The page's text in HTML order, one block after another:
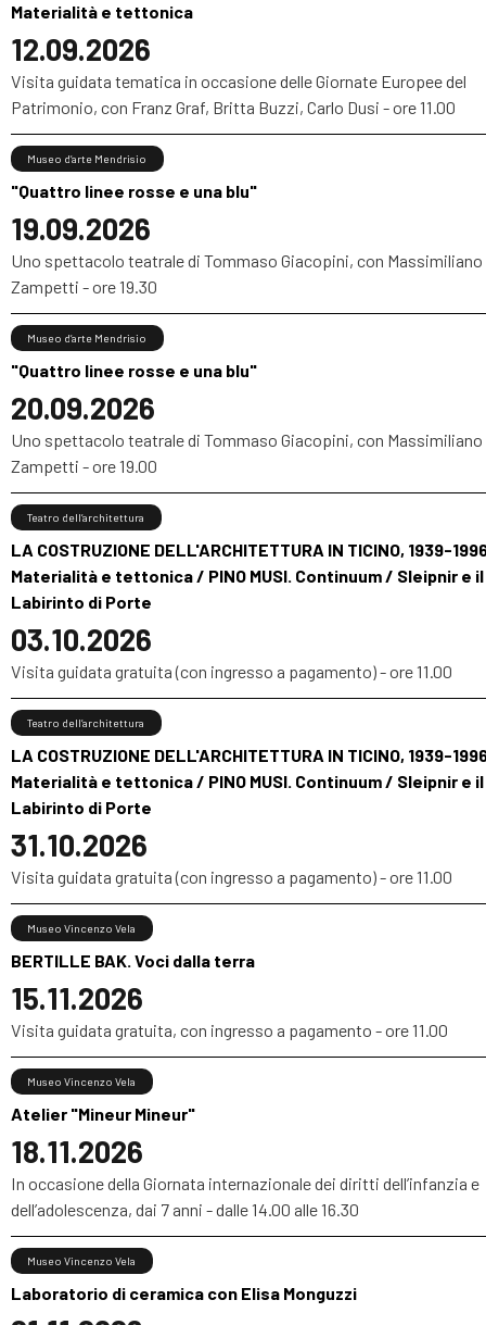
Materialità e tettonica
12.09.2026
Visita guidata tematica in occasione delle Giornate Europee del
Patrimonio, con Franz Graf, Britta Buzzi, Carlo Dusi - ore 11.00
"Quattro linee rosse e una blu"
19.09.2026
Museo d’arte Mendrisio
Uno spettacolo teatrale di Tommaso Giacopini, con Massimiliano
Zampetti - ore 19.30
"Quattro linee rosse e una blu"
20.09.2026
Museo d’arte Mendrisio
Uno spettacolo teatrale di Tommaso Giacopini, con Massimiliano
Zampetti - ore 19.00
LA COSTRUZIONE DELL'ARCHITETTURA IN TICINO, 1939-
Materialità e tettonica / PINO MUSI. Continuum / Sleipnir e il
Labirinto di Porte
03.10.2026
Teatro dell’architettura
Visita guidata gratuita (con ingresso a pagamento) - ore 11.00
LA COSTRUZIONE DELL'ARCHITETTURA IN TICINO, 1939-
Materialità e tettonica / PINO MUSI. Continuum / Sleipnir e il
Labirinto di Porte
31.10.2026
Teatro dell’architettura
Visita guidata gratuita (con ingresso a pagamento) - ore 11.00
BERTILLE BAK. Voci dalla terra
15.11.2026
Museo Vincenzo Vela
Visita guidata gratuita, con ingresso a pagamento - ore 11.00
Atelier "Mineur Mineur"
18.11.2026
Museo Vincenzo Vela
In occasione della Giornata internazionale dei diritti dell’infanzia e
dell’adolescenza, dai 7 anni - dalle 14.00 alle 16.30
Laboratorio di ceramica con Elisa Monguzzi
Museo Vincenzo Vela